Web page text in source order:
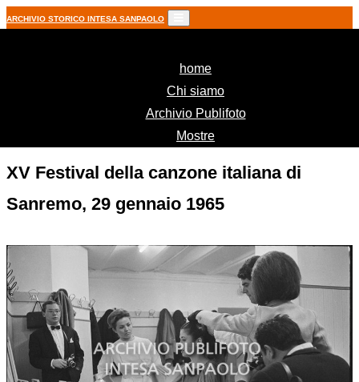
ARCHIVIO STORICO INTESA SANPAOLO
home(current)
Chi siamo
Archivio Publifoto
Mostre
XV Festival della canzone italiana di
Sanremo, 29 gennaio 1965